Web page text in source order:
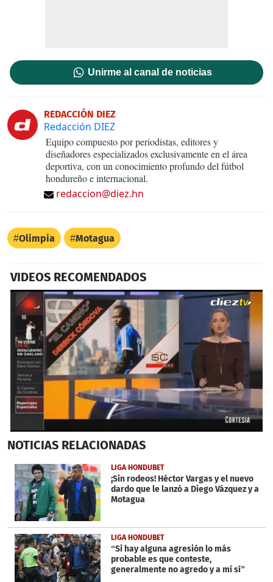
Unirme al canal de noticias
REDACCIÓN DIEZ
Redacción DIEZ
Equipo compuesto por periodistas, editores y
diseñadores especializados exclusivamente en el área
deportiva, con un conocimiento profundo del fútbol
hondureño e internacional.
redaccion@diez.hn
Olimpia Motagua
VIDEOS RECOMENDADOS
seconds
6
minutes,
5
seconds
NOTICIAS RELACIONADAS
LIGA HONDUBET
¡Sin rodeos! Héctor Vargas y el nuevo
dardo que le lanzó a Diego Vázquez y a
Motagua
LIGA HONDUBET
“Si hay alguna agresión lo más
probable es que conteste,
generalmente no agredo y a mí sí”